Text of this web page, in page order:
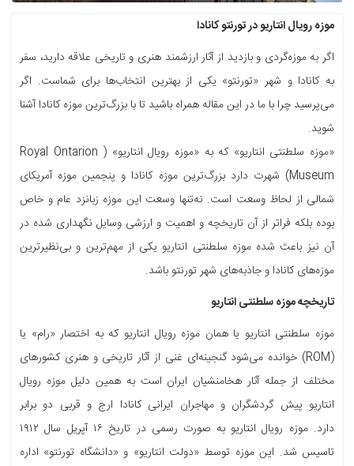
موزه رویال انتاریو در تورنتو کانادا
اگر به موزه‌گردی و بازدید از آثار ارزشمند هنری و تاریخی علاقه دارید، سفر
به کانادا و شهر «تورنتو» یکی از بهترین انتخاب‌ها برای شماست. اگر
می‌پرسید چرا با ما در این مقاله همراه باشید تا با بزرگ‌ترین موزه کانادا آشنا
شوید.
«موزه سلطنتی انتاریو» که به «موزه رویال انتاریو» ( Royal Ontarion
Museum) شهرت دارد بزرگ‌ترین موزه کانادا و پنجمین موزه آمریکای
شمالی از لحاظ وسعت است. نه‌تنها وسعت این موزه زبانزد عام و خاص
بوده بلکه فراتر از آن تاریخچه و اهمیت و ارزشی وسایل نگهداری شده در
آن نیز باعث شده موزه سلطنتی انتاریو یکی از مهم‌ترین و بی‌نظیرترین
موزه‌های کانادا و جاذبه‌های شهر تورنتو باشد.
تاریخچه موزه سلطنتی انتاریو
موزه سلطنتی انتاریو یا همان موزه رویال انتاریو که به اختصار «رام» یا
(ROM) خوانده می‌شود گنجینه‌ای غنی از آثار تاریخی و هنری کشورهای
مختلف از جمله آثار هخامنشیان ایران است به همین دلیل موزه رویال
انتاریو پیش گردشگران و مهاجران ایرانی کانادا ارج و قربی دو برابر
دارد. موزه رویال انتاریو به صورت رسمی در تاریخ ۱۶ آپریل سال ۱۹۱۲
تاسیس شد. این موزه توسط «دولت انتاریو» و «دانشگاه تورنتو» اداره